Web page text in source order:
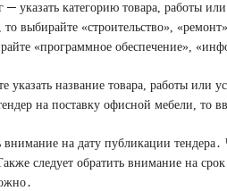
указать категорию товара, работы
то выбирайте «строительство»,
«программное обеспечение»,
указать название товара, работы или
на поставку офисной мебели, то
на дату публикации
следует обратить внимание на